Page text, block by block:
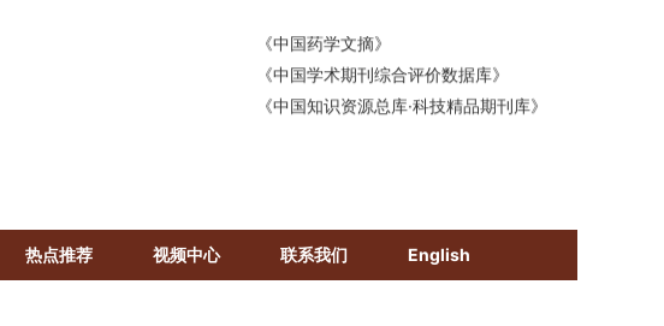
热点推荐 视频中心 联系我们 English